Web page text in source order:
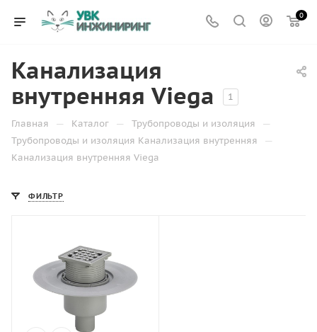
0
Канализация
внутренняя Viega
1
Главная — Каталог — Трубопроводы и изоляция —
Трубопроводы и изоляция Канализация внутренняя —
Канализация внутренняя Viega
ФИЛЬТР